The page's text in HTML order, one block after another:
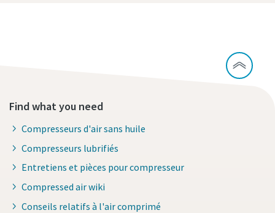
Find what you need
Compresseurs d'air sans huile
Compresseurs lubrifiés
Entretiens et pièces pour compresseur
Compressed air wiki
Conseils relatifs à l'air comprimé